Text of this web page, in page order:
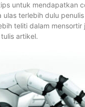
untuk mendapatkan
terlebih dulu
teliti dalam
artikel.